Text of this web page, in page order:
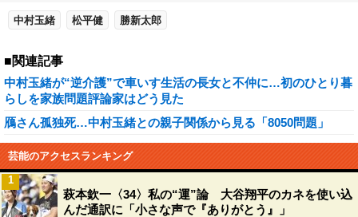
中村玉緒 松平健 勝新太郎
■関連記事
中村玉緒が“逆介護”で車いす生活の長女と不仲に…初のひとり暮
らしを家族問題評論家はどう見た
鴈さん孤独死…中村玉緒との親子関係から見る「8050問題」
芸能のアクセスランキング
萩本欽一〈34〉私の“運”論 大谷翔平のカネを使い込
んだ通訳に「小さな声で『ありがとう』」
1